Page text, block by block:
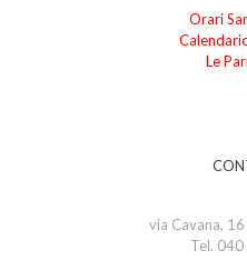
Orari
Le
via Cavana,
Tel.